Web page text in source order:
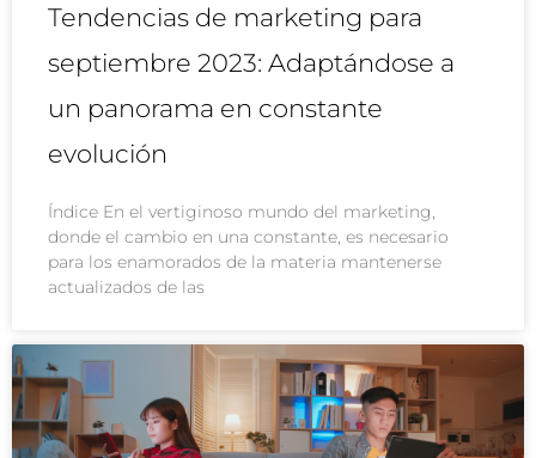
Tendencias de marketing para
septiembre 2023: Adaptándose a
un panorama en constante
evolución
Índice En el vertiginoso mundo del marketing,
donde el cambio en una constante, es necesario
para los enamorados de la materia mantenerse
actualizados de las